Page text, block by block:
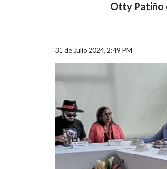
Otty Patiño
31 de Julio 2024, 2:49 PM